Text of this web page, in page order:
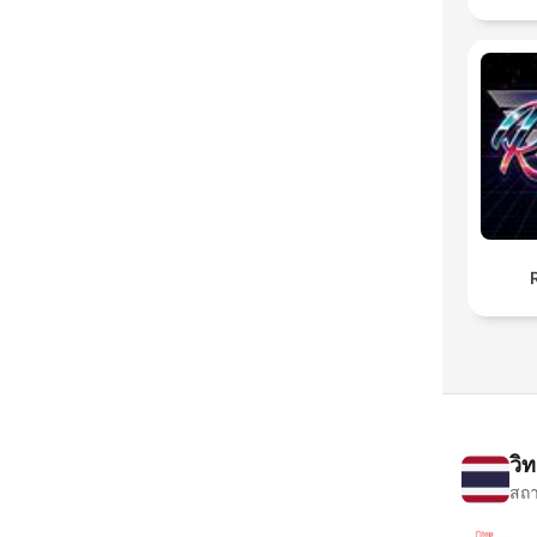
วิ
สถ